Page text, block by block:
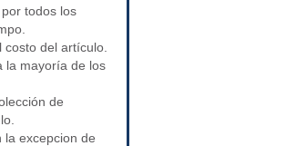
todos los
del artículo.
la mayoría de los
de
la excepcion de